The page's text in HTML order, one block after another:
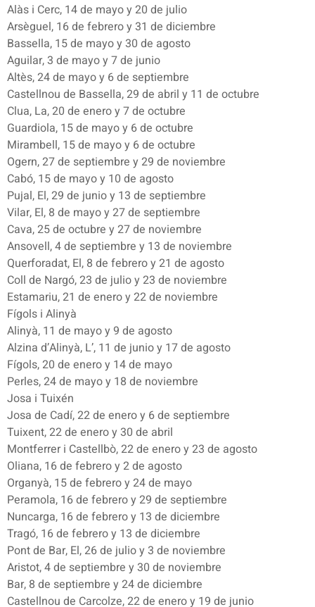
Alàs i Cerc, 14 de mayo y 20 de julio
Arsèguel, 16 de febrero y 31 de diciembre
Bassella, 15 de mayo y 30 de agosto
Aguilar, 3 de mayo y 7 de junio
Altès, 24 de mayo y 6 de septiembre
Castellnou de Bassella, 29 de abril y 11 de octubre
Clua, La, 20 de enero y 7 de octubre
Guardiola, 15 de mayo y 6 de octubre
Mirambell, 15 de mayo y 6 de octubre
Ogern, 27 de septiembre y 29 de noviembre
Cabó, 15 de mayo y 10 de agosto
Pujal, El, 29 de junio y 13 de septiembre
Vilar, El, 8 de mayo y 27 de septiembre
Cava, 25 de octubre y 27 de noviembre
Ansovell, 4 de septiembre y 13 de noviembre
Querforadat, El, 8 de febrero y 21 de agosto
Coll de Nargó, 23 de julio y 23 de noviembre
Estamariu, 21 de enero y 22 de noviembre
Fígols i Alinyà
Alinyà, 11 de mayo y 9 de agosto
Alzina d’Alinyà, L’, 11 de junio y 17 de agosto
Fígols, 20 de enero y 14 de mayo
Perles, 24 de mayo y 18 de noviembre
Josa i Tuixén
Josa de Cadí, 22 de enero y 6 de septiembre
Tuixent, 22 de enero y 30 de abril
Montferrer i Castellbò, 22 de enero y 23 de agosto
Oliana, 16 de febrero y 2 de agosto
Organyà, 15 de febrero y 24 de mayo
Peramola, 16 de febrero y 29 de septiembre
Nuncarga, 16 de febrero y 13 de diciembre
Tragó, 16 de febrero y 13 de diciembre
Pont de Bar, El, 26 de julio y 3 de noviembre
Aristot, 4 de septiembre y 30 de noviembre
Bar, 8 de septiembre y 24 de diciembre
Castellnou de Carcolze, 22 de enero y 19 de junio